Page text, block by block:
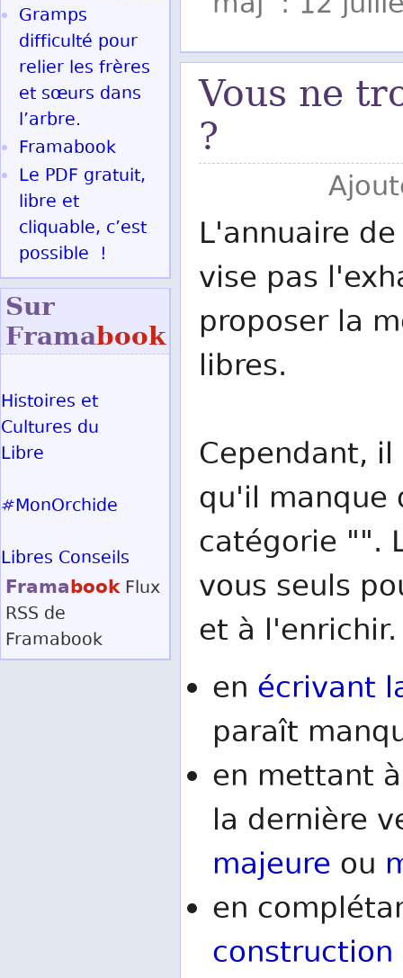
Vous ne
?
L'annuaire
vise pas
proposer la
libres.
Cependant,
qu'il manque
catégorie "".
vous seuls
et à l'enrichir.
en écrivant
paraît
en mettant
la dernière
majeure ou
en
construction
Gramps
difficulté pour
relier les frères
et sœurs dans
l’arbre.
Framabook
Le PDF gratuit,
libre et
cliquable, c’est
possible !
Sur
Framabook
Histoires et
Cultures du
Libre
#MonOrchide
Libres Conseils
Framabook Flux
RSS de
Framabook